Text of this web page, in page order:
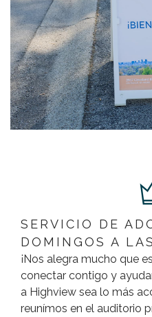
SERVICIO DE
DOMINGOS A
¡Nos alegra mucho que
conectar contigo y
a Highview sea lo más
reunímos en el auditorio